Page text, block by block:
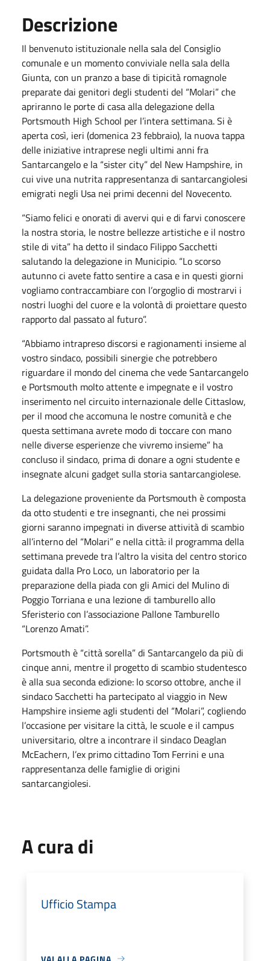
Descrizione
Il benvenuto istituzionale nella sala del Consiglio
comunale e un momento conviviale nella sala della
Giunta, con un pranzo a base di tipicità romagnole
preparate dai genitori degli studenti del “Molari” che
apriranno le porte di casa alla delegazione della
Portsmouth High School per l’intera settimana. Si è
aperta così, ieri (domenica 23 febbraio), la nuova tappa
delle iniziative intraprese negli ultimi anni fra
Santarcangelo e la “sister city” del New Hampshire, in
cui vive una nutrita rappresentanza di santarcangiolesi
emigrati negli Usa nei primi decenni del Novecento.
“Siamo felici e onorati di avervi qui e di farvi conoscere
la nostra storia, le nostre bellezze artistiche e il nostro
stile di vita” ha detto il sindaco Filippo Sacchetti
salutando la delegazione in Municipio. “Lo scorso
autunno ci avete fatto sentire a casa e in questi giorni
vogliamo contraccambiare con l’orgoglio di mostrarvi i
nostri luoghi del cuore e la volontà di proiettare questo
rapporto dal passato al futuro”.
“Abbiamo intrapreso discorsi e ragionamenti insieme al
vostro sindaco, possibili sinergie che potrebbero
riguardare il mondo del cinema che vede Santarcangelo
e Portsmouth molto attente e impegnate e il vostro
inserimento nel circuito internazionale delle Cittaslow,
per il mood che accomuna le nostre comunità e che
questa settimana avrete modo di toccare con mano
nelle diverse esperienze che vivremo insieme” ha
concluso il sindaco, prima di donare a ogni studente e
insegnate alcuni gadget sulla storia santarcangiolese.
La delegazione proveniente da Portsmouth è composta
da otto studenti e tre insegnanti, che nei prossimi
giorni saranno impegnati in diverse attività di scambio
all’interno del “Molari” e nella città: il programma della
settimana prevede tra l’altro la visita del centro storico
guidata dalla Pro Loco, un laboratorio per la
preparazione della piada con gli Amici del Mulino di
Poggio Torriana e una lezione di tamburello allo
Sferisterio con l’associazione Pallone Tamburello
“Lorenzo Amati”.
Portsmouth è “città sorella” di Santarcangelo da più di
cinque anni, mentre il progetto di scambio studentesco
è alla sua seconda edizione: lo scorso ottobre, anche il
sindaco Sacchetti ha partecipato al viaggio in New
Hampshire insieme agli studenti del “Molari”, cogliendo
l’occasione per visitare la città, le scuole e il campus
universitario, oltre a incontrare il sindaco Deaglan
McEachern, l’ex primo cittadino Tom Ferrini e una
rappresentanza delle famiglie di origini
santarcangiolesi.
A cura di
Ufficio Stampa